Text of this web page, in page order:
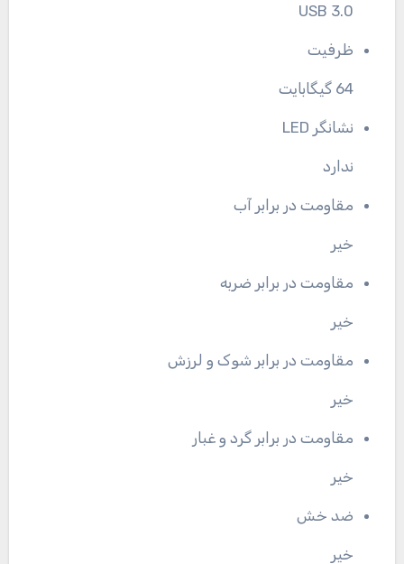
USB 3.0
ظرفیت
64 گیگابایت
نشانگر LED
ندارد
مقاومت در برابر آب
خیر
مقاومت در برابر ضربه
خیر
مقاومت در برابر شوک و لرزش
خیر
مقاومت در برابر گرد و غبار
خیر
ضد خش
خیر